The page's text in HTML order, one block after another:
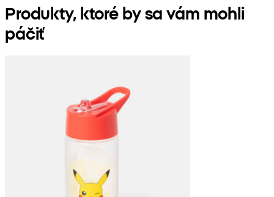
Produkty, ktoré by sa vám mohli
páčiť